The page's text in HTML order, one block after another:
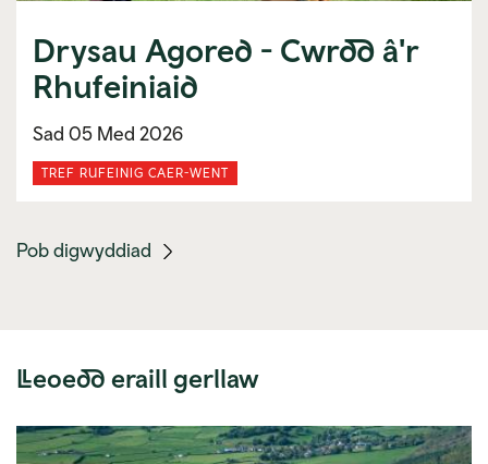
Drysau Agored - Cwrdd â'r
Rhufeiniaid
Sad 05 Med 2026
TREF RUFEINIG CAER-WENT
Pob digwyddiad
Lleoedd eraill gerllaw